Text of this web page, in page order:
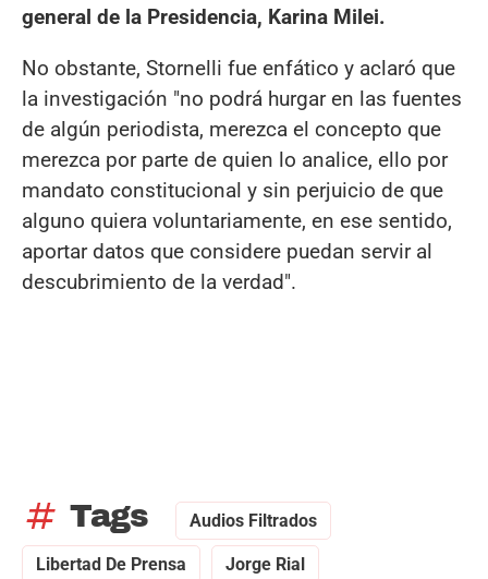
general de la Presidencia, Karina Milei.
No obstante, Stornelli fue enfático y aclaró que
la investigación "no podrá hurgar en las fuentes
de algún periodista, merezca el concepto que
merezca por parte de quien lo analice, ello por
mandato constitucional y sin perjuicio de que
alguno quiera voluntariamente, en ese sentido,
aportar datos que considere puedan servir al
descubrimiento de la verdad".
tag Tags Audios Filtrados
Libertad De Prensa Jorge Rial